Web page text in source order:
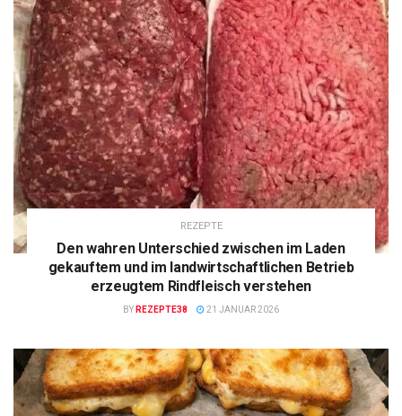
REZEPTE
Den wahren Unterschied zwischen im Laden
gekauftem und im landwirtschaftlichen Betrieb
erzeugtem Rindfleisch verstehen
BY REZEPTE38 21 JANUAR 2026